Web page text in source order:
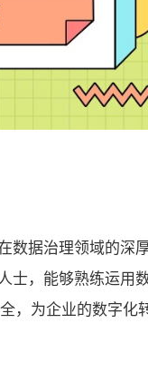
数据治理领域的深
士，能够熟练运用
，为企业的数字化